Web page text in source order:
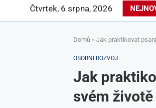
Čtvrtek, 6 srpna, 2026
Domů » Jak praktikovat
OSOBNÍ ROZVOJ
Jak
svém